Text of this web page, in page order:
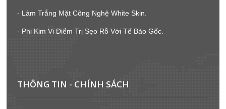
- Làm Trắng Mặt Công Nghệ White Skin.
- Phi Kim Vi Điểm Trị Sẹo Rỗ Với Tế Bào Gốc.
THÔNG TIN - CHÍNH SÁCH